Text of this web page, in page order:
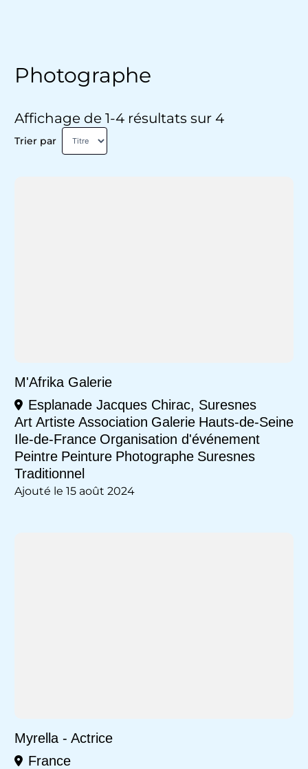
Photographe
Affichage de 1-4 résultats sur 4
Trier par
M'Afrika Galerie
Esplanade Jacques Chirac, Suresnes
Art Artiste Association Galerie Hauts-de-Seine
Ile-de-France Organisation d'événement
Peintre Peinture Photographe Suresnes
Traditionnel
Ajouté le 15 août 2024
Myrella - Actrice
France